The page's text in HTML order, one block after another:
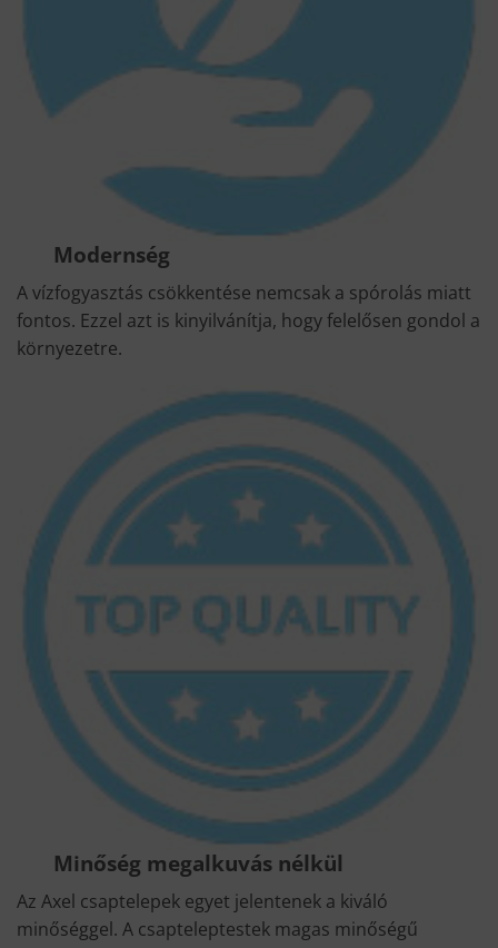
Modernség
A vízfogyasztás csökkentése nemcsak a spórolás miatt
fontos. Ezzel azt is kinyilvánítja, hogy felelősen gondol a
környezetre.
Minőség megalkuvás nélkül
Az Axel csaptelepek egyet jelentenek a kiváló
minőséggel. A csapteleptestek magas minőségű